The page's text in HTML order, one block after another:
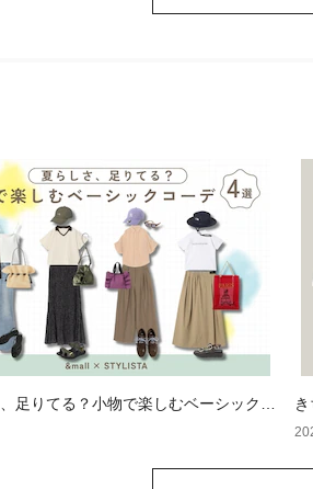
足りてる？小物で楽しむベーシックコ
く